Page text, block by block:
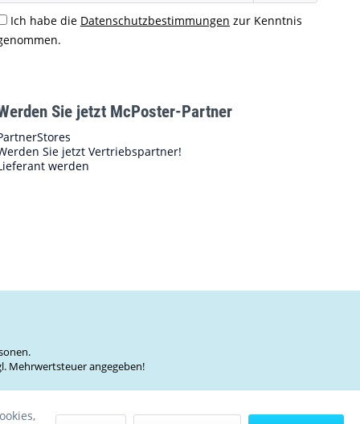
Ich habe die Datenschutzbestimmungen zur Kenntnis
Sie jetzt McPoster-Partner
Sie jetzt Vertriebspartner!
werden
Mehrwertsteuer angegeben!